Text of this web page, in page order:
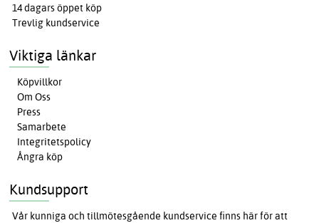
14 dagars öppet köp
Trevlig kundservice
Viktiga länkar
Köpvillkor
Om Oss
Press
Samarbete
Integritetspolicy
Ångra köp
Kundsupport
Vår kunniga och tillmötesgående kundservice finns här för att